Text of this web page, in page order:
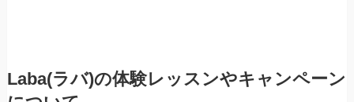
Laba(ラバ)の体験レッスンやキャンペーン